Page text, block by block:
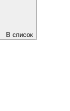
В список